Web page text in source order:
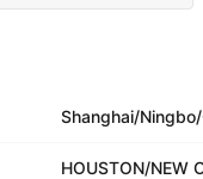
Shanghai/
HOUSTON/NEW